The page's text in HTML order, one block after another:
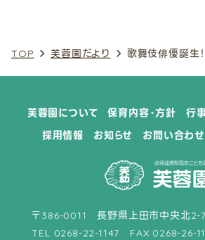
TOP 芙蓉園だより 歌舞伎俳優誕生！
11月 (1)
10月 (3)
11月 (1)
9月 (4)
見学ご希望の方
採用情報
芙蓉園について 保育内容・方針 行
採用情報
お知らせ お問い合わせ
〒386-0011 長野県上田市中央北2-
TEL 0268-22-1147 FAX 0268-26-